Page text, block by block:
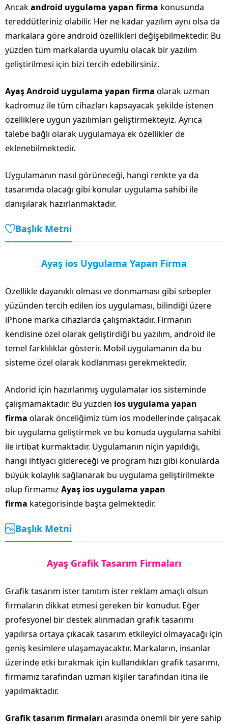
Ancakandroid uygulama yapan firma konusunda
tereddütleriniz olabilir. Her ne kadar yazılım aynı olsa da
markalara göre android özellikleri değişebilmektedir. Bu
yüzden tüm markalarda uyumlu olacak bir yazılım
geliştirilmesi için bizi tercih edebilirsiniz.
Ayaş Android uygulama yapan firma olarak uzman
kadromuz ile tüm cihazları kapsayacak şekilde istenen
özelliklere uygun yazılımları geliştirmekteyiz. Ayrıca
talebe bağlı olarak uygulamaya ek özellikler de
eklenebilmektedir.
Uygulamanın nasıl görüneceği, hangi renkte ya da
tasarımda olacağı gibi konular uygulama sahibi ile
danışılarak hazırlanmaktadır.
Başlık Metni
Ayaş ios Uygulama Yapan Firma
Özellikle dayanıklı olması ve donmaması gibi sebepler
yüzünden tercih edilen ios uygulaması, bilindiği üzere
iPhone marka cihazlarda çalışmaktadır. Firmanın
kendisine özel olarak geliştirdiği bu yazılım, android ile
temel farklılıklar gösterir. Mobil uygulamanın da bu
sisteme özel olarak kodlanması gerekmektedir.
Andorid için hazırlanmış uygulamalar ios sisteminde
çalışmamaktadır. Bu yüzden ios uygulama yapan
firma olarak önceliğimiz tüm ios modellerinde çalışacak
bir uygulama geliştirmek ve bu konuda uygulama sahibi
ile irtibat kurmaktadır. Uygulamanın niçin yapıldığı,
hangi ihtiyacı gidereceği ve program hızı gibi konularda
büyük kolaylık sağlanarak bu uygulama geliştirilmekte
olup firmamız Ayaş ios uygulama yapan
firma kategorisinde başta gelmektedir.
Başlık Metni
Ayaş Grafik Tasarım Firmaları
Grafik tasarım ister tanıtım ister reklam amaçlı olsun
firmaların dikkat etmesi gereken bir konudur. Eğer
profesyonel bir destek alınmadan grafik tasarımı
yapılırsa ortaya çıkacak tasarım etkileyici olmayacağı için
geniş kesimlere ulaşamayacaktır. Markaların, insanlar
üzerinde etki bırakmak için kullandıkları grafik tasarımı,
firmamız tarafından uzman kişiler tarafından itina ile
yapılmaktadır.
Grafik tasarım firmaları arasında önemli bir yere sahip